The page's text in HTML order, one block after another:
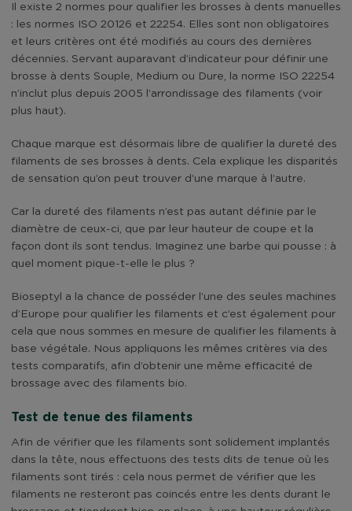
Il existe 2 normes pour qualifier les brosses à dents manuelles
: les normes ISO 20126 et 22254. Elles sont non obligatoires
et leurs critères ont été modifiés au cours des dernières
décennies. Servant auparavant d’indicateur pour définir une
brosse à dents Souple, Medium ou Dure, la norme ISO 22254
n’inclut plus depuis 2005 l’arrondissage des filaments (voir
plus haut).
Chaque marque est désormais libre de qualifier la dureté des
filaments de ses brosses à dents. Cela explique les disparités
de sensation qu’on peut trouver d’une marque à l’autre.
Car la dureté des filaments n’est pas autant définie par le
diamètre de ceux-ci, que par leur hauteur de coupe et la
façon dont ils sont tendus. Imaginez une barbe qui pousse : à
quel moment pique-t-elle le plus ?
Bioseptyl a la chance de posséder l’une des seules machines
d’Europe pour qualifier les filaments et c’est également pour
cela que nous sommes en mesure de qualifier les filaments à
base végétale. Nous appliquons les mêmes critères via des
tests comparatifs, afin d’obtenir une même efficacité de
brossage avec des filaments bio.
Test de tenue des filaments
Afin de vérifier que les filaments sont solidement implantés
dans la tête, nous effectuons des tests dits de tenue où les
filaments sont tirés : cela nous permet de vérifier que les
filaments ne resteront pas coincés entre les dents durant le